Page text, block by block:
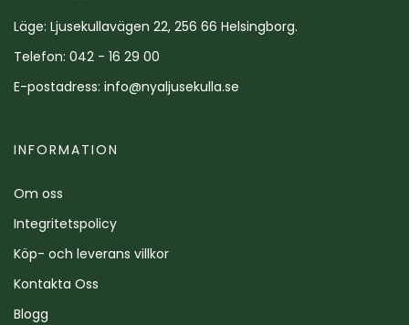
Läge: Ljusekullavägen 22, 256 66 Helsingborg.
Telefon: 042 - 16 29 00
E-postadress: info@nyaljusekulla.se
INFORMATION
Om oss
Integritetspolicy
Köp- och leverans villkor
Kontakta Oss
Blogg